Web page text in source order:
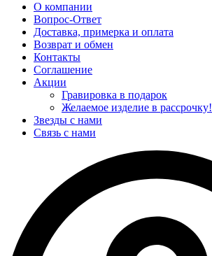
О компании
Вопрос-Ответ
Доставка, примерка и оплата
Возврат и обмен
Контакты
Соглашение
Акции
Гравировка в подарок
Желаемое изделие в рассрочку!
Звезды с нами
Связь с нами